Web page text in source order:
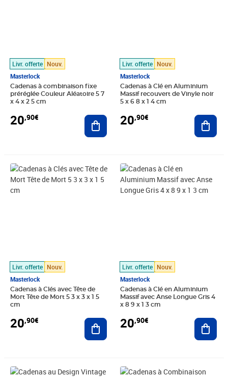
Livr. offerte Nouv.
Masterlock
Cadenas à combinaison fixe
préréglée Couleur Aléatoire 5 7
x 4 x 2 5 cm
20,90€ Ajouter au panier
Livr. offerte Nouv.
Masterlock
Cadenas à Clé en Aluminium
Massif recouvert de Vinyle noir
5 x 6 8 x 1 4 cm
20,90€
Livr. offerte Nouv.
Masterlock
Cadenas à Clés avec Tête de
Mort Tête de Mort 5 3 x 3 x 1 5
cm
20,90€
Prix 20,90€
Ajouter au panier
Livr. offerte Nouv.
Masterlock
Cadenas à Clé en Aluminium
Massif avec Anse Longue Gris 4
x 8 9 x 1 3 cm
20,90€
Prix 20,90€
Prix 20,90€ Prix 20,90€